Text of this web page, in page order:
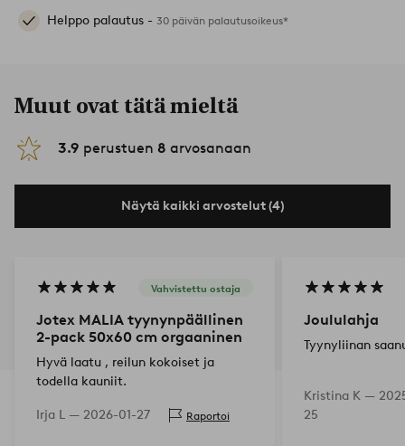
Helppo palautus - 30 päivän palautusoikeus*
Muut ovat tätä mieltä
3.9 perustuen 8 arvosanaan
Näytä kaikki arvostelut (4)
Vahvistettu ostaja
Jotex MALIA tyynynpäällinen
2-pack 50x60 cm orgaaninen
Hyvä laatu , reilun kokoiset ja
todella kauniit.
Irja L — 2026-01-27 Raportoi
Joululahja
Tyynyliinan
Kristina K —
25